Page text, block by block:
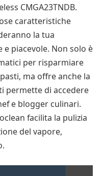
CMGA23TNDB.
caratteristiche
la tua
piacevole. Non solo è
per risparmiare
ma offre anche la
permette di accedere
e blogger culinari.
facilita la pulizia
del vapore,